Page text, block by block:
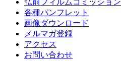
各種パンフレット
画像ダウンロード
メルマガ登録
アクセス
お問い合わせ